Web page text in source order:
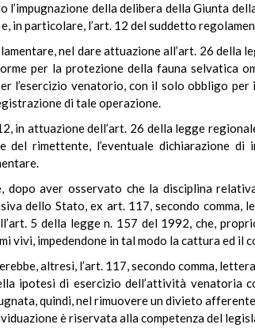
della delibera della Giunta
in particolare, l’art. 12 del suddetto
nel dare attuazione all’art. 26 della
per la protezione della fauna selvatica
l’esercizio venatorio, con il solo obbligo
di tale operazione.
in attuazione dell’art. 26 della legge
rimettente, l’eventuale dichiarazione di
aver osservato che la disciplina
dello Stato, ex art. 117, secondo comma,
5 della legge n. 157 del 1992, che,
vivi, impedendone in tal modo la cattura ed il
altresì, l’art. 117, secondo comma,
ipotesi di esercizio dell’attività venatoria
quindi, nel rimuovere un divieto
è riservata alla competenza del